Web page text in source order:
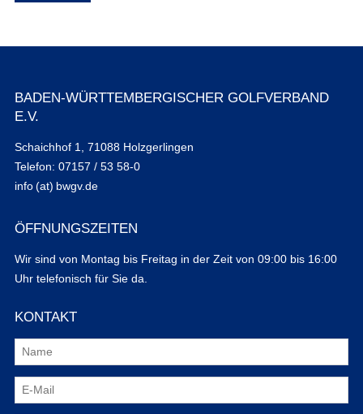
BADEN-WÜRTTEMBERGISCHER GOLFVERBAND
E.V.
Schaichhof 1, 71088 Holzgerlingen
Telefon: 07157 / 53 58-0
info (at) bwgv.de
ÖFFNUNGSZEITEN
Wir sind von Montag bis Freitag in der Zeit von 09:00 bis 16:00
Uhr telefonisch für Sie da.
KONTAKT